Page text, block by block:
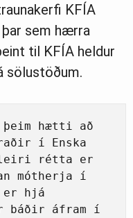
KFÍA
sem hærra
til KFÍA heldur
sölustöðum.
þeim hætti að
í Enska
fleiri rétta er
mótherja í
er hjá
báðir áfram í